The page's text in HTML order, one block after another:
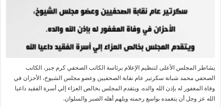
يشاطر المجلس الأعلى لتنظيم الإعلام برئاسة الكاتب الصحفي كرم جبر، الكاتب
الصحفي محمد شبانة سكرتير عام نقابة الصحفيين وعضو مجلس الشيوخ، الأحزان في
وفاة المغفور له بإذن الله والده. ويتقدم المجلس بخالص العزاء إلي أسرة الفقيد داعيا
الله عز وجل أن يتغمده بواسع رحمته ويلهم أهله الصبر والسلوان.